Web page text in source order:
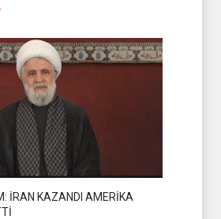
İSLAMİ CİHAD: SİYONİST
DÜŞMAN TAAHHÜTLERİNE
UYMUYOR
İSLAMİ CİHAD
İRAN KAZANDI AMERİKA